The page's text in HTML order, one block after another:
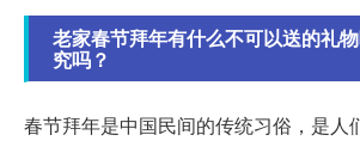
老家春节拜年有什么不可以送的礼
究吗？
春节拜年是中国民间的传统习俗，是人